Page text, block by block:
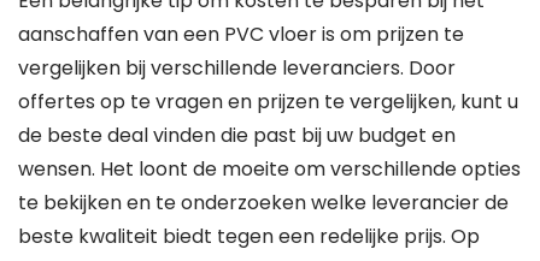
aanschaffen van een PVC vloer is om prijzen te
vergelijken bij verschillende leveranciers. Door
offertes op te vragen en prijzen te vergelijken, kunt u
de beste deal vinden die past bij uw budget en
wensen. Het loont de moeite om verschillende opties
te bekijken en te onderzoeken welke leverancier de
beste kwaliteit biedt tegen een redelijke prijs. Op